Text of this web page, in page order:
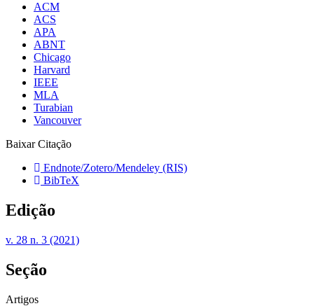
ACM
ACS
APA
ABNT
Chicago
Harvard
IEEE
MLA
Turabian
Vancouver
Baixar Citação
Endnote/Zotero/Mendeley (RIS)
BibTeX
Edição
v. 28 n. 3 (2021)
Seção
Artigos